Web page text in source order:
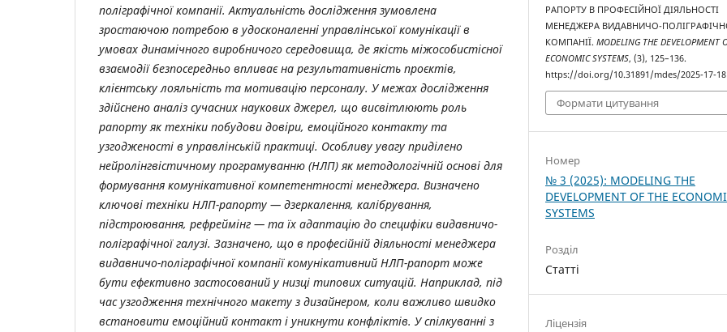
поліграфічної компанії. Актуальність дослідження зумовлена
зростаючою потребою в удосконаленні управлінської комунікації в
умовах динамічного виробничого середовища, де якість міжособистісної
взаємодії безпосередньо впливає на результативність проєктів,
клієнтську лояльність та мотивацію персоналу. У межах дослідження
здійснено аналіз сучасних наукових джерел, що висвітлюють роль
рапорту як техніки побудови довіри, емоційного контакту та
узгодженості в управлінській практиці. Особливу увагу приділено
нейролінгвістичному програмуванню (НЛП) як методологічній основі для
формування комунікативної компетентності менеджера. Визначено
ключові техніки НЛП-рапорту — дзеркалення, калібрування,
підстроювання, рефреймінг — та їх адаптацію до специфіки видавничо-
поліграфічної галузі. Зазначено, що в професійній діяльності менеджера
видавничо-поліграфічної компанії комунікативний НЛП-рапорт може
бути ефективно застосований у низці типових ситуацій. Наприклад, під
час узгодження технічного макету з дизайнером, коли важливо швидко
встановити емоційний контакт і уникнути конфліктів. У спілкуванні з
РАПОРТУ В ПРОФЕСІЙНОЇ ДІЯЛЬНОСТІ
МЕНЕДЖЕРА ВИДАВНИЧО-
КОМПАНІЇ.MODELING THE DEVELOPMENT
ECONOMIC SYSTEMS, (3), 125–136.
https://doi.org/10.31891/mdes/2025-17-18
Формати цитування
Номер
№ 3 (2025): MODELING THE
DEVELOPMENT OF THE
SYSTEMS
Розділ
Статті
Ліцензія